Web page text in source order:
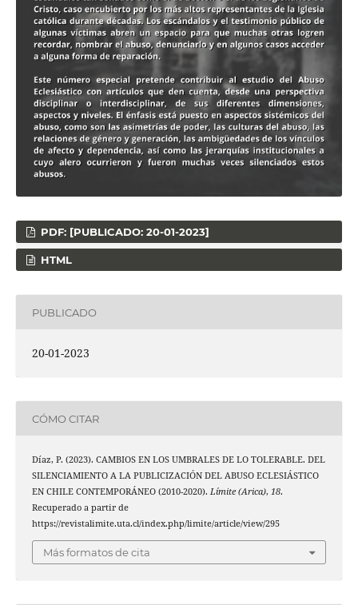
PDF: [PUBLICADO: 20-01-2023]
HTML
PUBLICADO
20-01-2023
CÓMO CITAR
Díaz, P. (2023). CAMBIOS EN LOS UMBRALES DE LO TOLERABLE. DEL
SILENCIAMIENTO A LA PUBLICIZACIÓN DEL ABUSO ECLESIÁSTICO
EN CHILE CONTEMPORÁNEO (2010-2020). Límite (Arica), 18.
Recuperado a partir de
https://revistalimite.uta.cl/index.php/limite/article/view/295
Más formatos de cita